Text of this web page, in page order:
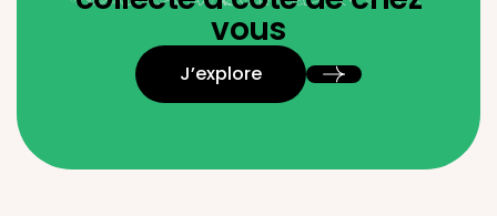
vous
J’explore